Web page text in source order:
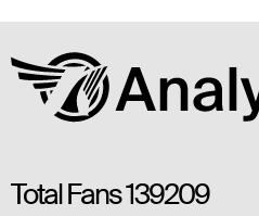
Total Fans139209